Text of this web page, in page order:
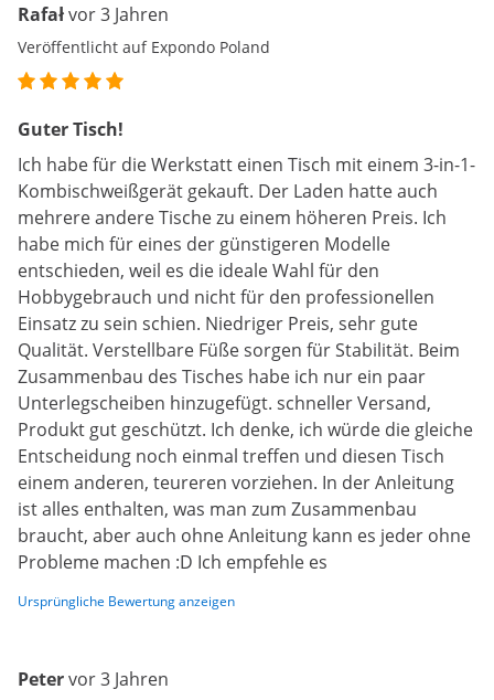
Rafałvor 3 Jahren
Veröffentlicht auf Expondo Poland
Guter Tisch!
Ich habe für die Werkstatt einen Tisch mit einem 3-in-1-
Kombischweißgerät gekauft. Der Laden hatte auch
mehrere andere Tische zu einem höheren Preis. Ich
habe mich für eines der günstigeren Modelle
entschieden, weil es die ideale Wahl für den
Hobbygebrauch und nicht für den professionellen
Einsatz zu sein schien. Niedriger Preis, sehr gute
Qualität. Verstellbare Füße sorgen für Stabilität. Beim
Zusammenbau des Tisches habe ich nur ein paar
Unterlegscheiben hinzugefügt. schneller Versand,
Produkt gut geschützt. Ich denke, ich würde die gleiche
Entscheidung noch einmal treffen und diesen Tisch
einem anderen, teureren vorziehen. In der Anleitung
ist alles enthalten, was man zum Zusammenbau
braucht, aber auch ohne Anleitung kann es jeder ohne
Probleme machen :D Ich empfehle es
Ursprüngliche Bewertung anzeigen
Petervor 3 Jahren